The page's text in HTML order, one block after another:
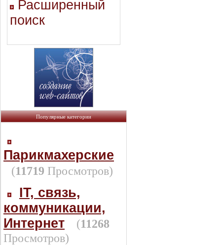
Расширенный
поиск
Популярные категории
Парикмахерские
(11719 Просмотров)
IT, связь,
коммуникации,
Интернет
(11268
Просмотров)